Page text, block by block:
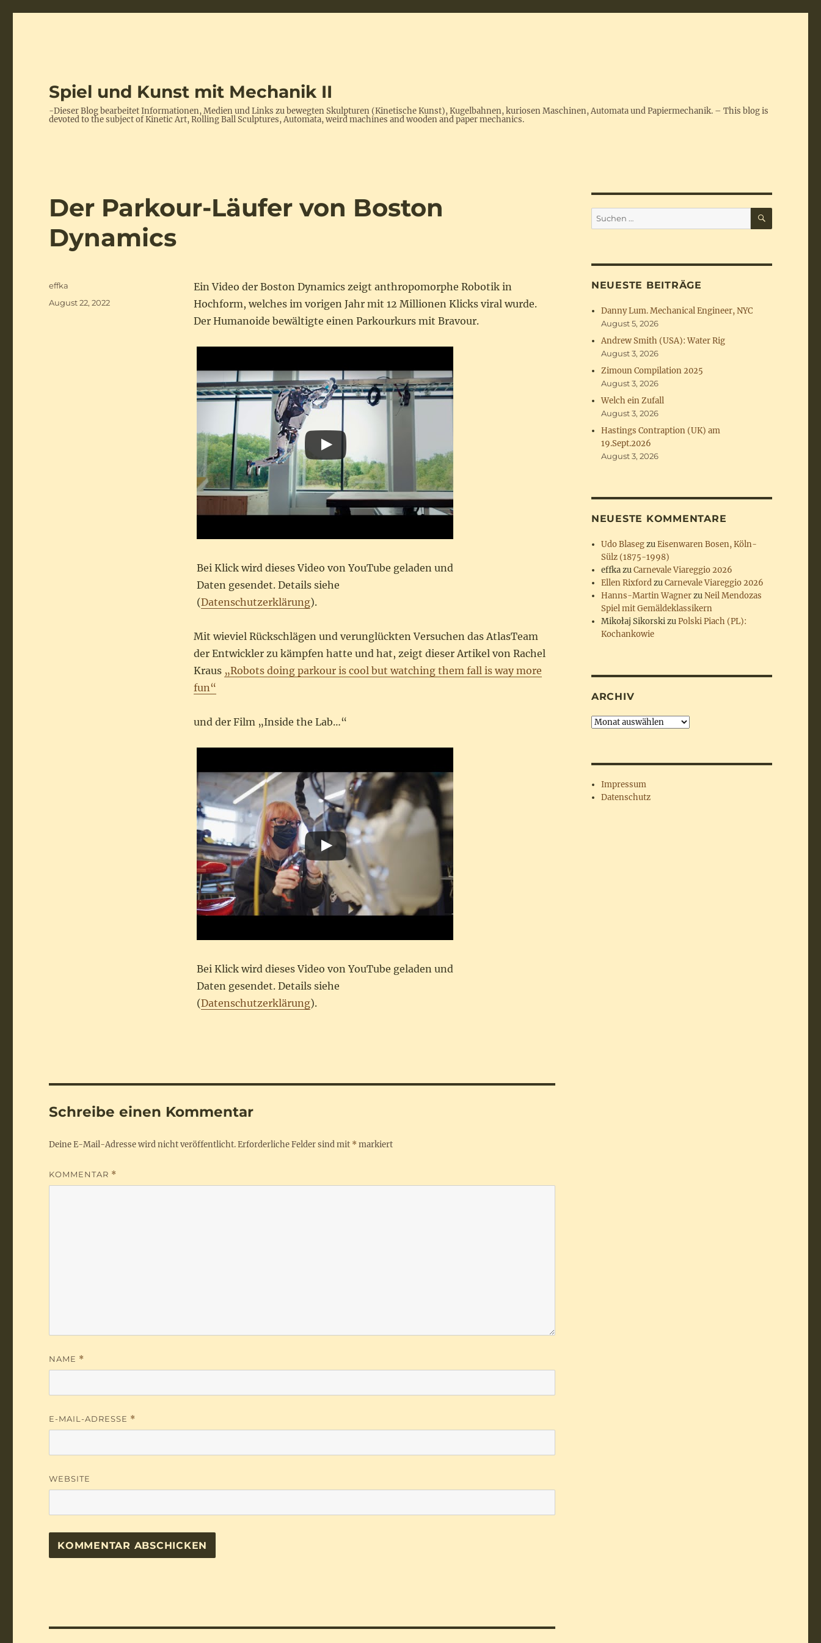
Spiel und Kunst mit Mechanik II
-Dieser Blog bearbeitet Informationen, Medien und Links zu bewegten Skulpturen (Kinetische Kunst), Kugelbahnen, kuriosen Maschinen, Automata und Papiermechanik. – This blog is
devoted to the subject of Kinetic Art, Rolling Ball Sculptures, Automata, weird machines and wooden and paper mechanics.
Der Parkour-Läufer von Boston
Dynamics
Ein Video der Boston Dynamics zeigt anthropomorphe Robotik in
Hochform, welches im vorigen Jahr mit 12 Millionen Klicks viral wurde.
Der Humanoide bewältigte einen Parkourkurs mit Bravour.
Bei Klick wird dieses Video von YouTube geladen und
Daten gesendet. Details siehe
(Datenschutzerklärung).
Mit wieviel Rückschlägen und verunglückten Versuchen das AtlasTeam
der Entwickler zu kämpfen hatte und hat, zeigt dieser Artikel von Rachel
Kraus „Robots doing parkour is cool but watching them fall is way more
fun“
und der Film „Inside the Lab…“
Bei Klick wird dieses Video von YouTube geladen und
Daten gesendet. Details siehe
(Datenschutzerklärung).
Autor
effka
Veröffentlicht
August 22, 2022
Schreibe einen Kommentar
Deine E-Mail-Adresse wird nicht veröffentlicht.Erforderliche Felder sind mit * markiert
KOMMENTAR *
NAME *
E-MAIL-ADRESSE *
WEBSITE
Suchen
nach:
SUCHEN
NEUESTE BEITRÄGE
Danny Lum. Mechanical Engineer, NYC
August 5, 2026
Andrew Smith (USA): Water Rig
August 3, 2026
Zimoun Compilation 2025
August 3, 2026
Welch ein Zufall
August 3, 2026
Hastings Contraption (UK) am
19.Sept.2026
August 3, 2026
NEUESTE KOMMENTARE
Udo BlasegzuEisenwaren Bosen, Köln-
Sülz (1875-1998)
effkazuCarnevale Viareggio 2026
Ellen RixfordzuCarnevale Viareggio 2026
Hanns-Martin WagnerzuNeil Mendozas
Spiel mit Gemäldeklassikern
Mikołaj SikorskizuPolski Piach (PL):
Kochankowie
ARCHIV
Archiv
Impressum
Datenschutz